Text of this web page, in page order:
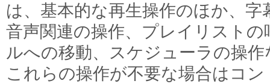
は、基本的な再生操作のほか、字
音声関連の操作、プレイリスト
ルへの移動、スケジューラの操
これらの操作が不要な場合はコ